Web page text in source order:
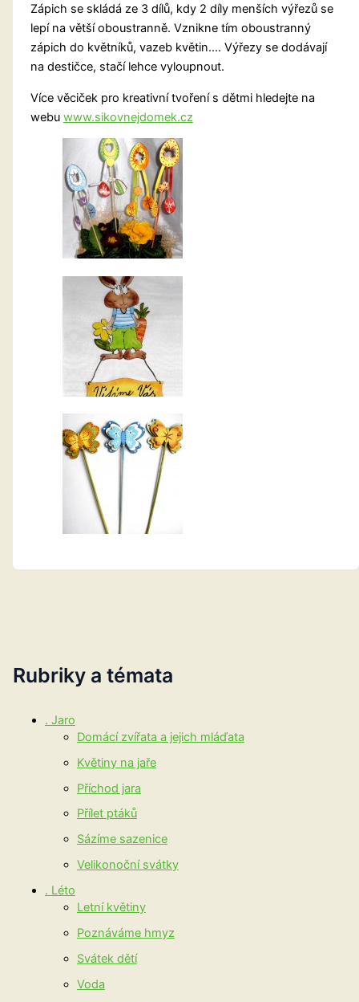
Rubriky a témata
. Jaro
Domácí zvířata a jejich mláďata
Květiny na jaře
Příchod jara
Přílet ptáků
Sázíme sazenice
Velikonoční svátky
. Léto
Letní květiny
Poznáváme hmyz
Svátek dětí
Voda
Zápich se skládá ze 3 dílů, kdy 2 díly menších výřezů se
lepí na větší oboustranně. Vznikne tím oboustranný
zápich do květníků, vazeb květin…. Výřezy se dodávají
na destičce, stačí lehce vyloupnout.
Více věciček pro kreativní tvoření s dětmi hledejte na
webu www.sikovnejdomek.cz